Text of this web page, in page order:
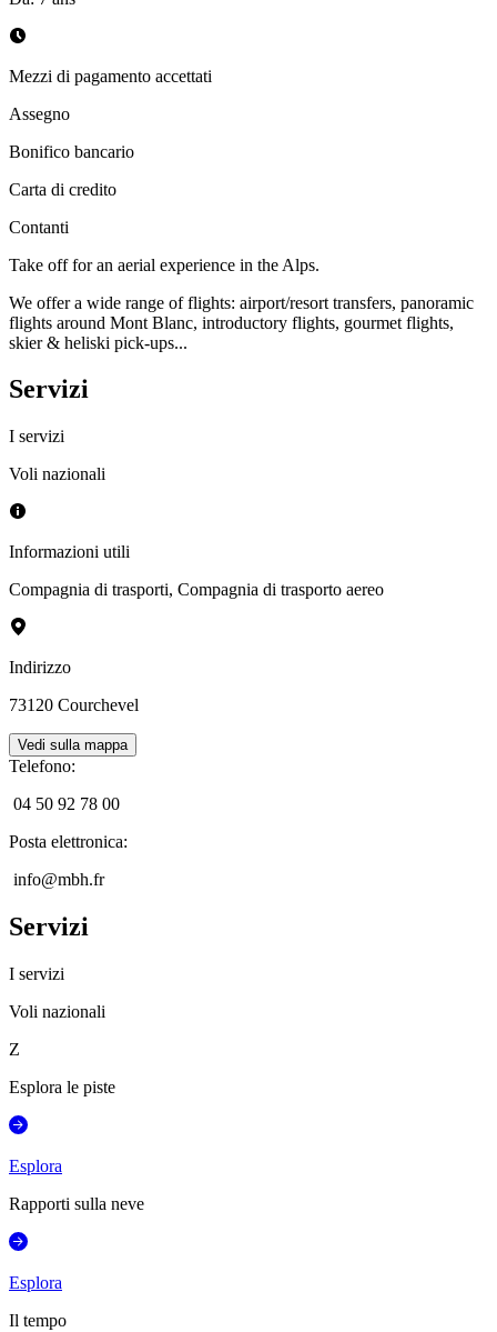
Mezzi di pagamento accettati
Assegno
Bonifico bancario
Carta di credito
Contanti
Take off for an aerial experience in the Alps.
We offer a wide range of flights: airport/resort transfers, panoramic
flights around Mont Blanc, introductory flights, gourmet flights,
skier & heliski pick-ups...
Servizi
I servizi
Voli nazionali
Informazioni utili
Compagnia di trasporti, Compagnia di trasporto aereo
Indirizzo
73120 Courchevel
Vedi sulla mappa
Telefono:
04 50 92 78 00
Posta elettronica:
info@mbh.fr
Servizi
I servizi
Voli nazionali
Z
Esplora le piste
Esplora
Rapporti sulla neve
Esplora
Il tempo